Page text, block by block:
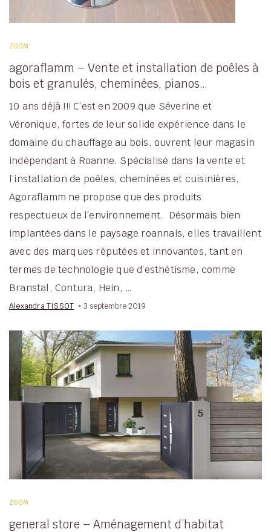
ZOOM
agoraflamm – Vente et installation de poêles à
bois et granulés, cheminées, pianos…
10 ans déjà !!! C’est en 2009 que Séverine et
Véronique, fortes de leur solide expérience dans le
domaine du chauffage au bois, ouvrent leur magasin
indépendant à Roanne. Spécialisé dans la vente et
l’installation de poêles, cheminées et cuisinières,
Agoraflamm ne propose que des produits
respectueux de l’environnement. Désormais bien
implantées dans le paysage roannais, elles travaillent
avec des marques réputées et innovantes, tant en
termes de technologie que d’esthétisme, comme
Branstal, Contura, Hein, …
Alexandra TISSOT 3 septembre 2019
ZOOM
general store – Aménagement d’habitat